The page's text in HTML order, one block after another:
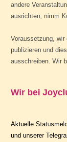
andere
ausrichten, nimm
Voraussetzung,
publizieren und
ausschreiben. Wir
Wir bei
Aktuelle
und unserer